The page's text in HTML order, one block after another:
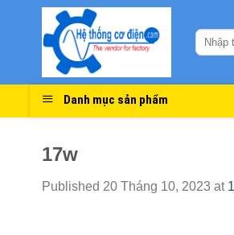
Danh mục sản phẩm
17w
Published 20 Tháng 10, 2023 at